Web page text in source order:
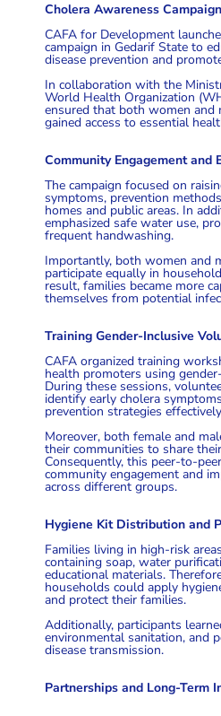
Cholera Awareness
CAFA for Development
campaign in Gedarif State to
disease prevention and
In collaboration with the
World Health Organization
ensured that both women and
gained access to essential
Community Engagement and
The campaign focused on
symptoms, prevention
homes and public areas. In
emphasized safe water use,
frequent handwashing.
Importantly, both women and
participate equally in
result, families became more
themselves from potential
Training Gender-Inclusive
CAFA organized training
health promoters using
During these sessions,
identify early cholera
prevention strategies
Moreover, both female and
their communities to share
Consequently, this peer-to-
community engagement and
across different groups.
Hygiene Kit Distribution and
Families living in high-risk
containing soap, water
educational materials.
households could apply
and protect their families.
Additionally, participants
environmental sanitation, and
disease transmission.
Partnerships and Long-Term